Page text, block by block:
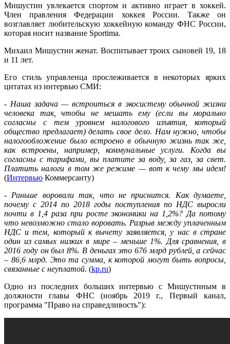
Мишустин увлекается спортом и активно играет в хоккей.
Член правления Федерации хоккея России. Также он
возглавляет любительскую хоккейную команду ФНС России,
которая носит название Sportima.
Михаил Мишустин женат. Воспитывает троих сыновей 19, 18
и 11 лет.
Его стиль управленца прослеживается в некоторых ярких
цитатах из интервью СМИ:
- Наша задача — встроиться в экосистему обычной жизни
человека так, чтобы не мешать ему (если вы морально
согласны с тем уровнем налогового изъятия, который
общество предлагает) делать свое дело. Нам нужно, чтобы
налогообложение было встроено в обычную жизнь так же,
как встроены, например, коммунальные услуги. Когда вы
согласны с тарифами, вы платите за воду, за газ, за свет.
Платить налоги в том же режиме — вот к чему мы идем!
(Интервью Коммерсанту)
- Раньше воровали так, что не приснится. Как думаете,
почему с 2014 по 2018 годы поступления по НДС выросли
почти в 1,4 раза при росте экономики на 1,2%? Да потому
что невозможно стало воровать. Разрыв между уплаченным
НДС и тем, который к вычету заявляется, у нас в стране
один из самых низких в мире – меньше 1%. Для сравнения, в
2016 году он был 8%. В деньгах это 676 млрд рублей, а сейчас
– 86,6 млрд. Это та сумма, к которой могут быть вопросы,
связанные с неуплатой. (kp.ru)
Одно из последних больших интервью с Мишустиным в
должности главы ФНС (ноябрь 2019 г., Первый канал,
программа "Право на справедливость"):